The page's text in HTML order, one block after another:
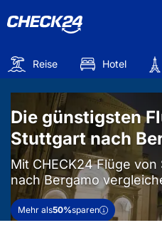
Reise Hotel
Die günstigsten
Stuttgart nach
Mit CHECK24 Flüge
nach Bergamo
Mehr als50%sparen